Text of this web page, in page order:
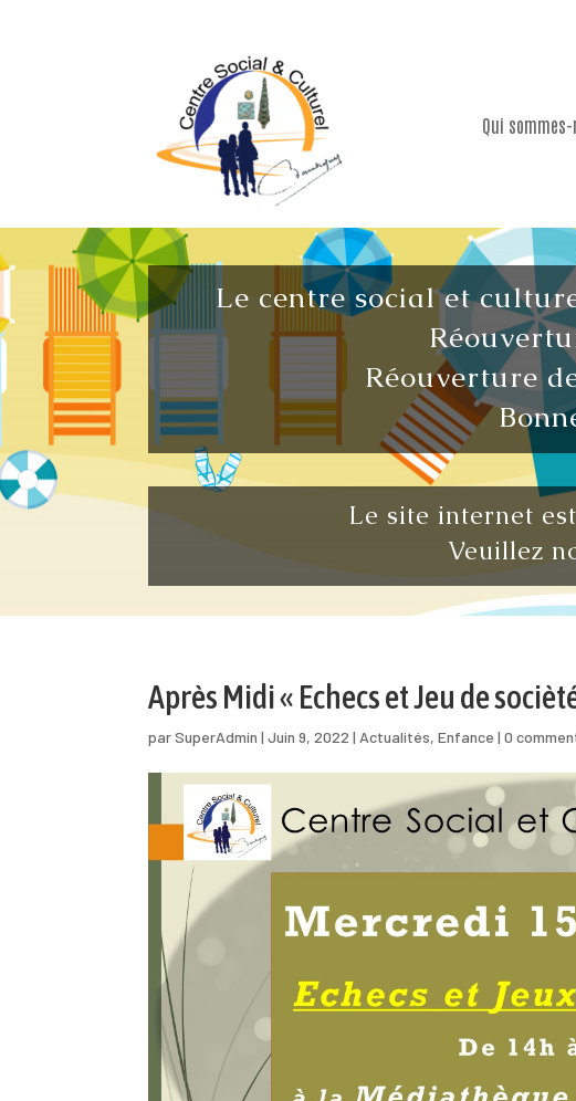
Qui
Le centre social et
Réouverture
Le site internet
Veuillez
Après Midi « Echecs et Jeu de
parSuperAdmin |Juin 9, 2022 |Actualités,Enfance |0